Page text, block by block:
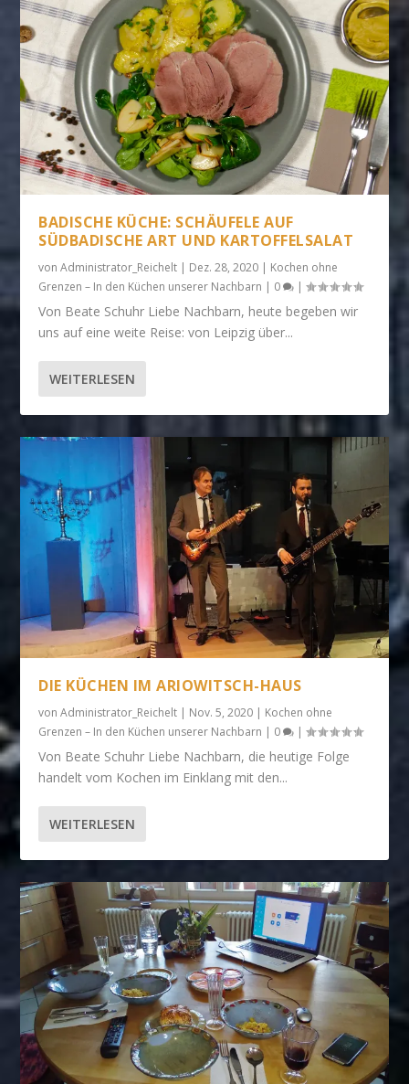
BADISCHE KÜCHE: SCHÄUFELE AUF
SÜDBADISCHE ART UND KARTOFFELSALAT
vonAdministrator_Reichelt Dez. 28, 2020
Kochen ohne
Grenzen – In den Küchen unserer Nachbarn
0 |
Von Beate Schuhr Liebe Nachbarn, heute begeben wir
uns auf eine weite Reise: von Leipzig über...
WEITERLESEN
DIE KÜCHEN IM ARIOWITSCH-HAUS
vonAdministrator_Reichelt | Nov. 5, 2020 | Kochen ohne
Grenzen – In den Küchen unserer Nachbarn | 0 |
Von Beate Schuhr Liebe Nachbarn, die heutige Folge
handelt vom Kochen im Einklang mit den...
WEITERLESEN